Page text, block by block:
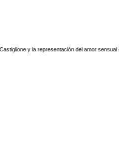
y la representación del amor sensual